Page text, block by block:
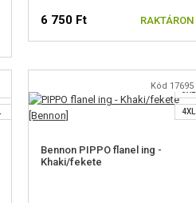
6 750 Ft RAKTÁRON
Kód 17695
4XL
3XL
XXL
S
Bennon PIPPO flanel ing -
Khaki/fekete